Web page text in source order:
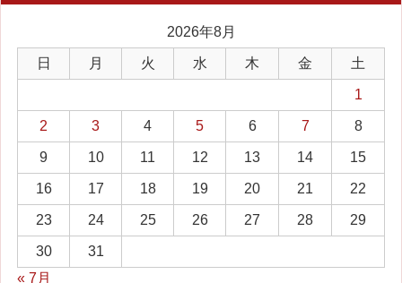
2026年8月
日 月 火 水 木 金 土
1
2 3 4 5 6 7 8
9 10 11 12 13 14 15
16 17 18 19 20 21 22
23 24 25 26 27 28 29
30
31
« 7月